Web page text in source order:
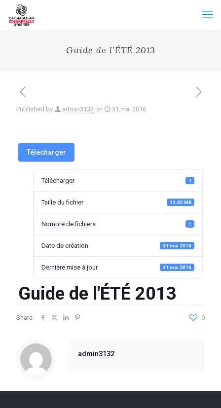
Guide de l’ÉTÉ 2013
Published by admin3132 on 31 mai 2016
Télécharger
Télécharger 7
Taille du fichier 13.85 MB
Nombre de fichiers 1
Date de création 31 mai 2016
Dernière mise à jour 31 mai 2016
Guide de l'ÉTÉ 2013
Share 0
admin3132